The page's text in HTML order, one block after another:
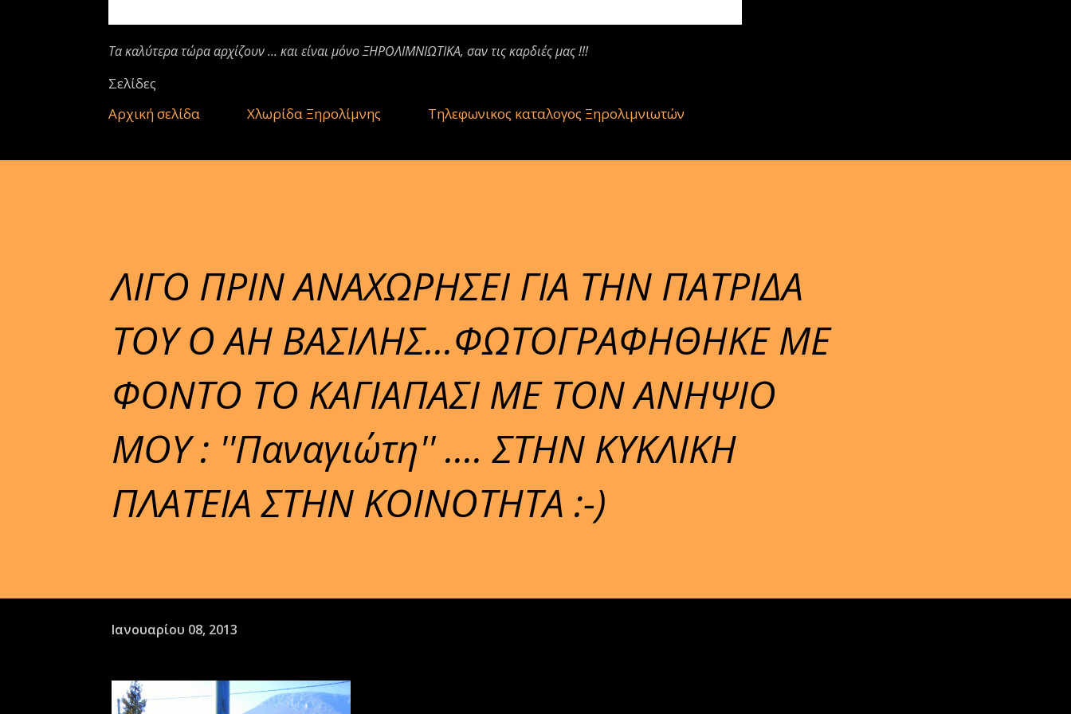
Τα καλύτερα τώρα αρχίζουν ... και είναι μόνο ΞΗΡΟΛΙΜΝΙΩΤΙΚΑ, σαν τις καρδιές μας !!!
Σελίδες
Αρχική σελίδα
Χλωρίδα Ξηρολίμνης Τηλεφωνικος καταλογος Ξηρολιμνιωτών
ΛΙΓΟ ΠΡΙΝ ΑΝΑΧΩΡΗΣΕΙ ΓΙΑ ΤΗΝ ΠΑΤΡΙΔΑ
ΤΟΥ Ο ΑΗ ΒΑΣΙΛΗΣ...ΦΩΤΟΓΡΑΦΗΘΗΚΕ ΜΕ
ΦΟΝΤΟ ΤΟ ΚΑΓΙΑΠΑΣΙ ΜΕ ΤΟΝ ΑΝΗΨΙΟ
ΜΟΥ : ''Παναγιώτη'' .... ΣΤΗΝ ΚΥΚΛΙΚΗ
ΠΛΑΤΕΙΑ ΣΤΗΝ ΚΟΙΝΟΤΗΤΑ :-)
Ιανουαρίου 08, 2013